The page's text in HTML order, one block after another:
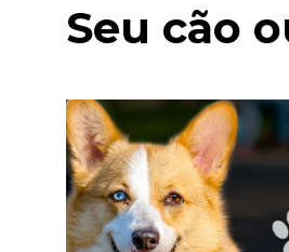
Seu cão